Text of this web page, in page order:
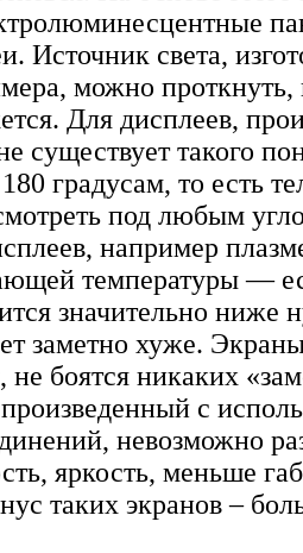
Источник света,
можно проткнуть,
Для дисплеев,
существует такого
градусам, то есть
под любым
например
температуры —
значительно ниже
заметно хуже.
не боятся никаких
с
невозможно
яркость, меньше
таких экранов –